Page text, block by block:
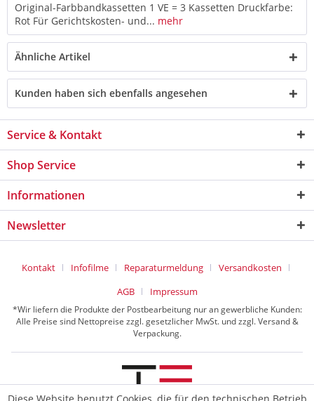
Original-Farbbandkassetten 1 VE = 3 Kassetten Druckfarbe:
Rot Für Gerichtskosten- und... mehr
Ähnliche Artikel
Kunden haben sich ebenfalls angesehen
Service & Kontakt
Shop Service
Informationen
Newsletter
Kontakt Infofilme Reparaturmeldung
Versandkosten
AGB
Impressum
*Wir liefern die Produkte der Postbearbeitung nur an gewerbliche Kunden:
Alle Preise sind Nettopreise zzgl. gesetzlicher MwSt. und zzgl. Versand &
Verpackung.